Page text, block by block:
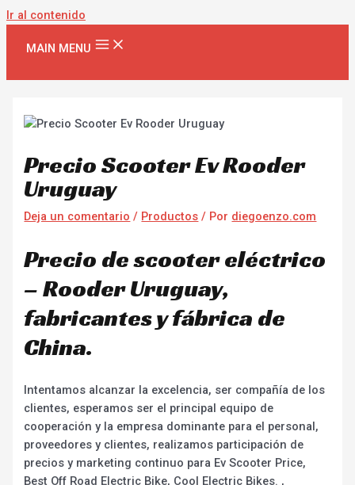
Ir al contenido
MAIN MENU
Precio Scooter Ev Rooder
Uruguay
Deja un comentario / Productos / Por diegoenzo.com
Precio de scooter eléctrico
– Rooder Uruguay,
fabricantes y fábrica de
China.
Intentamos alcanzar la excelencia, ser compañía de los
clientes, esperamos ser el principal equipo de
cooperación y la empresa dominante para el personal,
proveedores y clientes, realizamos participación de
precios y marketing continuo para Ev Scooter Price,
Best Off Road Electric Bike, Cool Electric Bikes. ,